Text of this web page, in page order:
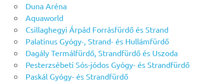
Duna Aréna
Aquaworld
Csillaghegyi Árpád Forrásfürdő és Strand
Palatinus Gyógy-, Strand- és Hullámfürdő
Dagály Termálfürdő, Strandfürdő és Uszoda
Pesterzsébeti Sós-jódos Gyógy- és Strandfürdő
Paskál Gyógy- és Strandfürdő